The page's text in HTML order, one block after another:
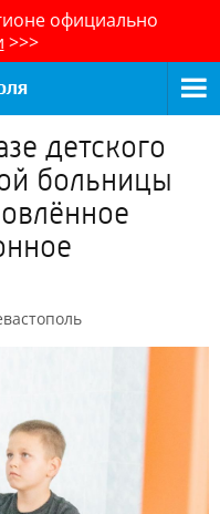
официально
>>>
детского
больницы